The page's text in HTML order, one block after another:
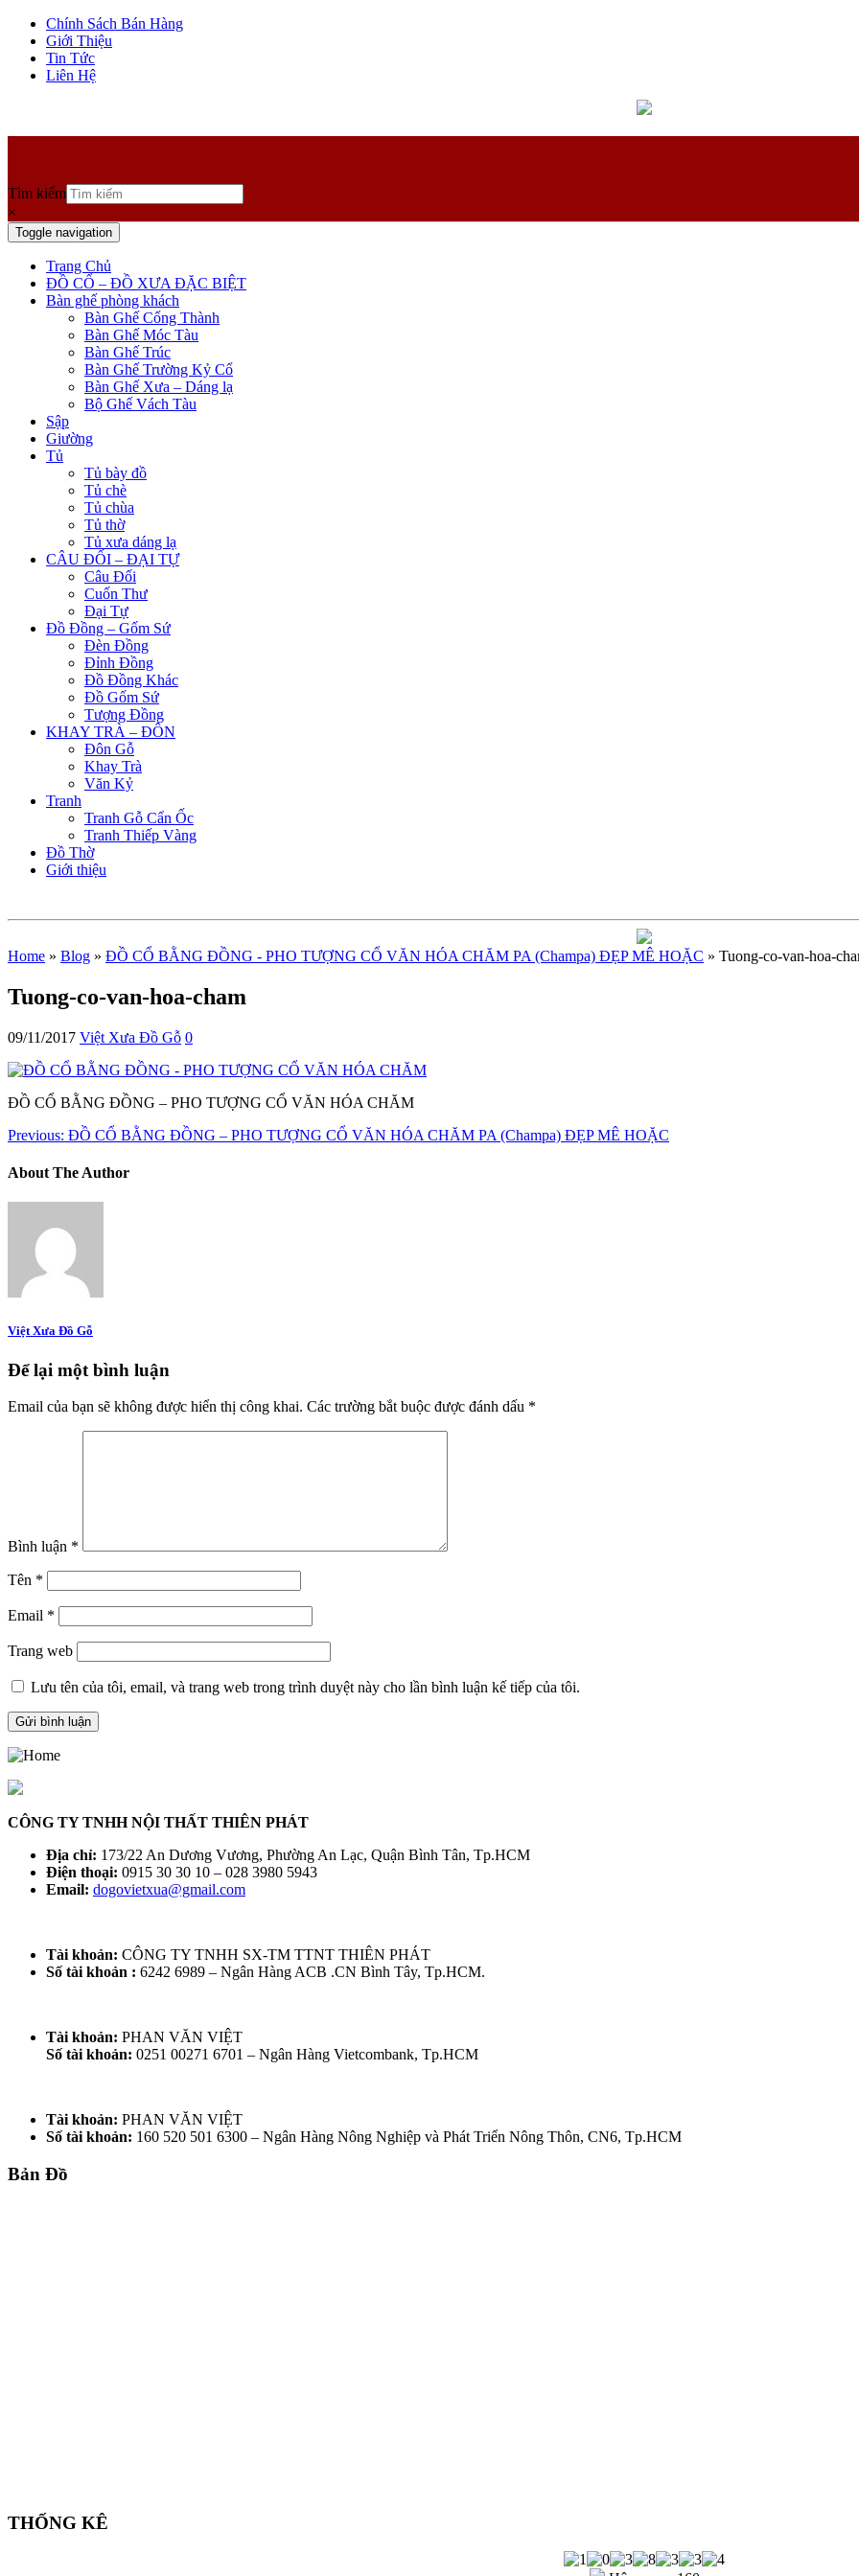
Chính Sách Bán Hàng
Giới Thiệu
Tin Tức
Liên Hệ
Tìm kiếm
×
Toggle navigation
Trang Chủ
ĐỒ CỔ – ĐỒ XƯA ĐẶC BIỆT
Bàn ghế phòng khách
Bàn Ghế Cổng Thành
Bàn Ghế Móc Tàu
Bàn Ghế Trúc
Bàn Ghế Trường Kỷ Cổ
Bàn Ghế Xưa – Dáng lạ
Bộ Ghế Vách Tàu
Sập
Giường
Tủ
Tủ bày đồ
Tủ chè
Tủ chùa
Tủ thờ
Tủ xưa dáng lạ
CÂU ĐỐI – ĐẠI TỰ
Câu Đối
Cuốn Thư
Đại Tự
Đồ Đồng – Gốm Sứ
Đèn Đồng
Đỉnh Đồng
Đồ Đồng Khác
Đồ Gốm Sứ
Tượng Đồng
KHAY TRÀ – ĐÔN
Đôn Gỗ
Khay Trà
Văn Kỷ
Tranh
Tranh Gỗ Cẩn Ốc
Tranh Thiếp Vàng
Đồ Thờ
Giới thiệu
Home » Blog » ĐỒ CỔ BẰNG ĐỒNG - PHO TƯỢNG CỔ VĂN HÓA CHĂM PA (Champa) ĐẸP MÊ HOẶC » Tuong-co-van-hoa-
Tuong-co-van-hoa-cham
09/11/2017 Việt Xưa Đồ Gỗ 0
ĐỒ CỔ BẰNG ĐỒNG – PHO TƯỢNG CỔ VĂN HÓA CHĂM
Previous: ĐỒ CỔ BẰNG ĐỒNG – PHO TƯỢNG CỔ VĂN HÓA CHĂM PA (Champa) ĐẸP MÊ HOẶC
About The Author
Việt Xưa Đồ Gỗ
Để lại một bình luận
Email của bạn sẽ không được hiển thị công khai. Các trường bắt buộc được đánh dấu *
Bình luận *
Tên *
Email *
Trang web
Lưu tên của tôi, email, và trang web trong trình duyệt này cho lần bình luận kế tiếp của tôi.
CÔNG TY TNHH NỘI THẤT THIÊN PHÁT
Địa chỉ: 173/22 An Dương Vương, Phường An Lạc, Quận Bình Tân, Tp.HCM
Điện thoại: 0915 30 30 10 – 028 3980 5943
Email: dogovietxua@gmail.com
Tài khoản: CÔNG TY TNHH SX-TM TTNT THIÊN PHÁT
Số tài khoản : 6242 6989 – Ngân Hàng ACB .CN Bình Tây, Tp.HCM.
Tài khoản: PHAN VĂN VIỆT
Số tài khoản: 0251 00271 6701 – Ngân Hàng Vietcombank, Tp.HCM
Tài khoản: PHAN VĂN VIỆT
Số tài khoản: 160 520 501 6300 – Ngân Hàng Nông Nghiệp và Phát Triển Nông Thôn, CN6, Tp.HCM
Bản Đồ
THỐNG KÊ